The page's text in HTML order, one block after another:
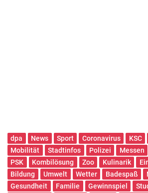
dpa News Sport Coronavirus KSC
Mobilität
Stadtinfos Polizei Messen
PSK
Kombilösung Zoo Kulinarik
Bildung
Umwelt Wetter Badespaß
Gesundheit
Familie Gewinnspiel